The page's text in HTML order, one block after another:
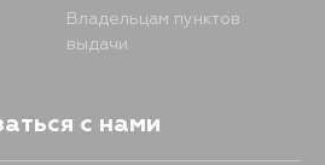
Владельцам пунктов
выдачи
с нами